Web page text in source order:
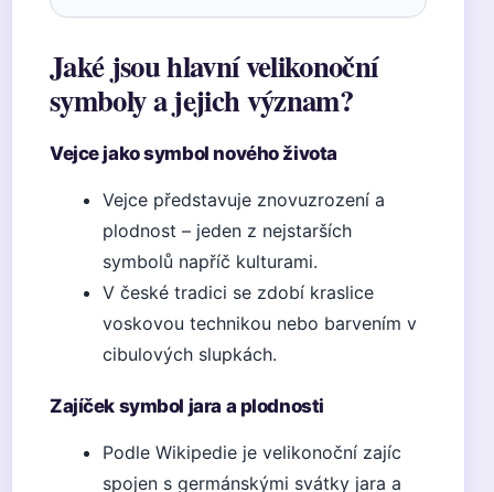
Jaké jsou hlavní velikonoční
symboly a jejich význam?
Vejce jako symbol nového života
Vejce představuje znovuzrození a
plodnost – jeden z nejstarších
symbolů napříč kulturami.
V české tradici se zdobí kraslice
voskovou technikou nebo barvením v
cibulových slupkách.
Zajíček symbol jara a plodnosti
Podle Wikipedie je velikonoční zajíc
spojen s germánskými svátky jara a